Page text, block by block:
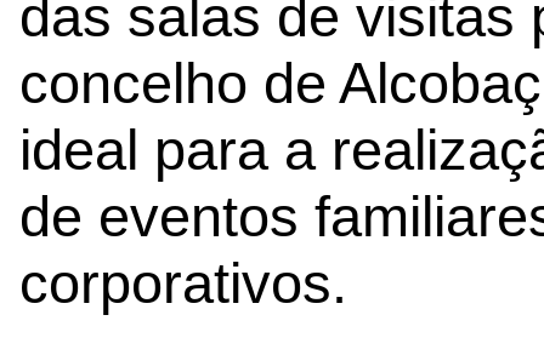
das salas de visitas
concelho de
ideal para a
de eventos
corporativos.